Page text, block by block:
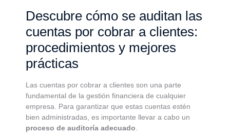
Descubre cómo se auditan las
cuentas por cobrar a clientes:
procedimientos y mejores
prácticas
Las cuentas por cobrar a clientes son una parte
fundamental de la gestión financiera de cualquier
empresa. Para garantizar que estas cuentas estén
bien administradas, es importante llevar a cabo un
proceso de auditoría adecuado